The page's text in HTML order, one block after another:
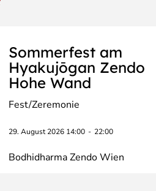
Sommerfest am
Hyakujōgan Zendo
Hohe Wand
Fest/Zeremonie
29. August 2026 14:00 - 22:00
Bodhidharma Zendo Wien